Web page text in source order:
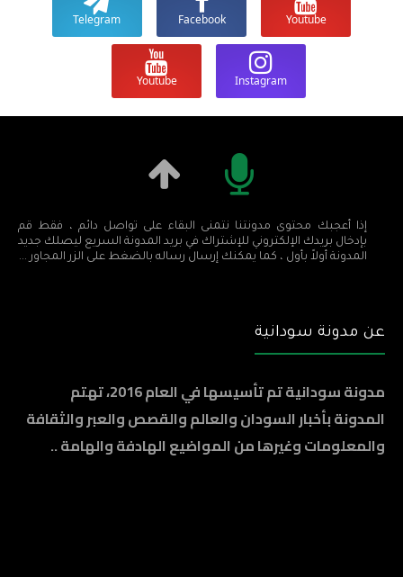
Youtube
Facebook
Telegram
Instagram
Youtube
إذا أعجبك محتوى مدونتنا نتمنى البقاء على تواصل دائم ، فقط قم
بإدخال بريدك الإلكتروني للإشتراك في بريد المدونة السريع ليصلك جديد
المدونة أولاً بأول ، كما يمكنك إرسال رساله بالضغط على الزر المجاور ...
عن مدونة سودانية
مدونة سودانية تم تأسيسها في العام 2016، تهتم
المدونة بأخبار السودان والعالم والقصص والعبر والثقافة
والمعلومات وغيرها من المواضيع الهادفة والهامة ..